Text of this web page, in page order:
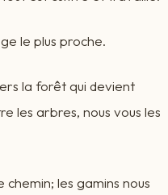
le plus proche.
la forêt qui devient
les arbres, nous vous les
les gamins nous